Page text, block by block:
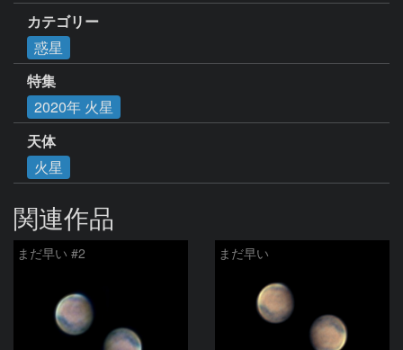
カテゴリー
惑星
特集
2020年 火星
天体
火星
関連作品
まだ早い #2 まだ早い